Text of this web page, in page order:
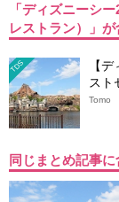
「ディズニーシ
レストラン）」
TDS
【
スト
Tomo
同じまとめ記事